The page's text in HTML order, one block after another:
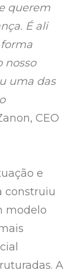
querem
É ali
nosso
uma das
CEO
e
construiu
modelo
A